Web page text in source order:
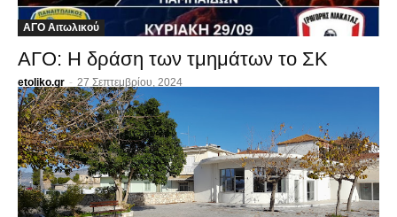
ΑΓΟ Αιτωλικού
ΑΓΟ: Η δράση των τμημάτων το ΣΚ
etoliko.gr - 27 Σεπτεμβρίου, 2024